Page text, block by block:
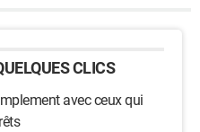
CLICS
avec ceux qui